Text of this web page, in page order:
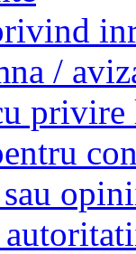
/
privire